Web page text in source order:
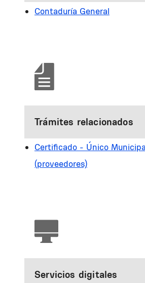
Contaduría General
Trámites relacionados
Certificado - Único
(proveedores)
Servicios digitales